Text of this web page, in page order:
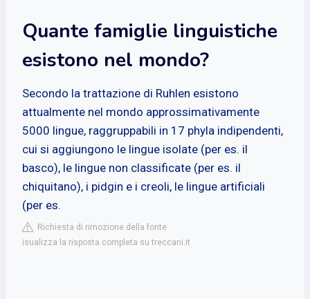
Quante famiglie linguistiche
esistono nel mondo?
Secondo la trattazione di Ruhlen esistono
attualmente nel mondo approssimativamente
5000 lingue, raggruppabili in 17 phyla indipendenti,
cui si aggiungono le lingue isolate (per es. il
basco), le lingue non classificate (per es. il
chiquitano), i pidgin e i creoli, le lingue artificiali
(per es.
Richiesta di rimozione della fonte
isualizza la risposta completa su treccani.it